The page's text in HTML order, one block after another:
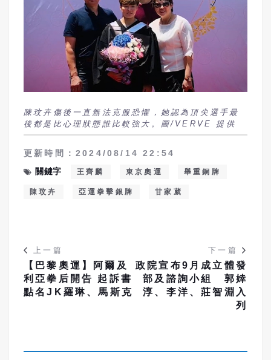
陳玟卉傷後一直無法克服恐懼，她認為頂尖選手最
後都是比心理狀態誰比較強大。圖/VERVE 提供
更新時間：2024/08/14 22:54
關鍵字
王齊麟 東京奧運 舉重銅牌
陳玟卉 亞運拳擊銀牌 甘家葳
上一篇
【巴黎奧運】阿爾及
利亞拳后開告 起訴書
點名JK羅琳、馬斯克
下一篇
政院宣布9月成立體發
部及諮詢小組 郭婞
淳、李洋、莊智淵入
列